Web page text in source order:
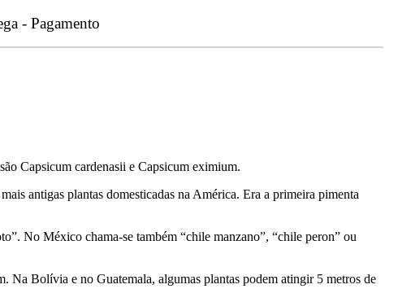
- Pagamento
Capsicum cardenasii e Capsicum eximium.
antigas plantas domesticadas na América. Era a primeira pimenta
No México chama-se também “chile manzano”, “chile peron” ou
Na Bolívia e no Guatemala, algumas plantas podem atingir 5 metros de